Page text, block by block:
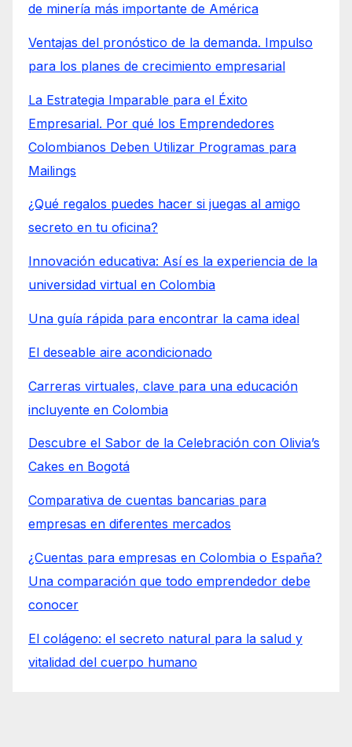
de minería más importante de América
Ventajas del pronóstico de la demanda. Impulso
para los planes de crecimiento empresarial
La Estrategia Imparable para el Éxito
Empresarial. Por qué los Emprendedores
Colombianos Deben Utilizar Programas para
Mailings
¿Qué regalos puedes hacer si juegas al amigo
secreto en tu oficina?
Innovación educativa: Así es la experiencia de la
universidad virtual en Colombia
Una guía rápida para encontrar la cama ideal
El deseable aire acondicionado
Carreras virtuales, clave para una educación
incluyente en Colombia
Descubre el Sabor de la Celebración con Olivia’s
Cakes en Bogotá
Comparativa de cuentas bancarias para
empresas en diferentes mercados
¿Cuentas para empresas en Colombia o España?
Una comparación que todo emprendedor debe
conocer
El colágeno: el secreto natural para la salud y
vitalidad del cuerpo humano